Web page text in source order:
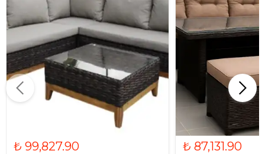
₺ 99,827.90 ₺ 87,131.90